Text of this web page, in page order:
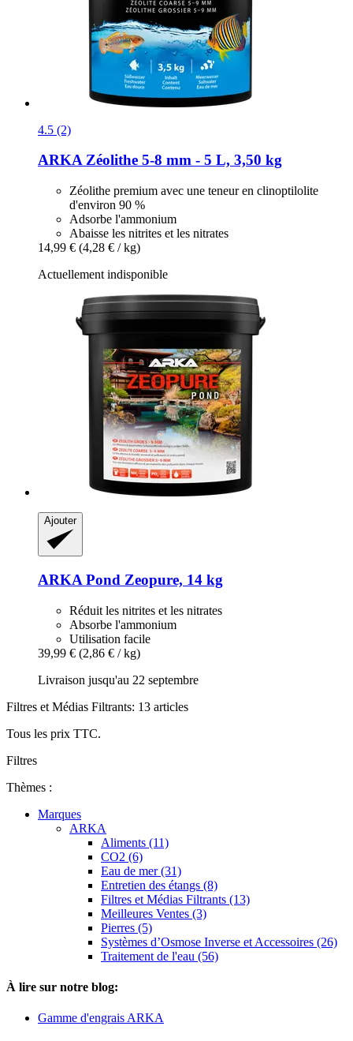
4.5 (2)
ARKAZéolithe 5-​8 mm -​ 5 L, 3,50 kg
Zéolithe premium avec une teneur en clinoptilolite
d'environ 90 %
Adsorbe l'ammonium
Abaisse les nitrites et les nitrates
14,99 € (4,28 € / kg)
Actuellement indisponible
Ajouter
ARKA Pond Zeopure, 14 kg
Réduit les nitrites et les nitrates
Absorbe l'ammonium
Utilisation facile
39,99 € (2,86 € / kg)
Livraison jusqu'au 22 septembre
Filtres et Médias Filtrants: 13 articles
Tous les prix TTC.
Filtres
Thèmes :
Marques
ARKA
Aliments (11)
CO2 (6)
Eau de mer (31)
Entretien des étangs (8)
Filtres et Médias Filtrants (13)
Meilleures Ventes (3)
Pierres (5)
Systèmes d’Osmose Inverse et Accessoires (26)
Traitement de l'eau (56)
À lire sur notre blog:
Gamme d'engrais ARKA